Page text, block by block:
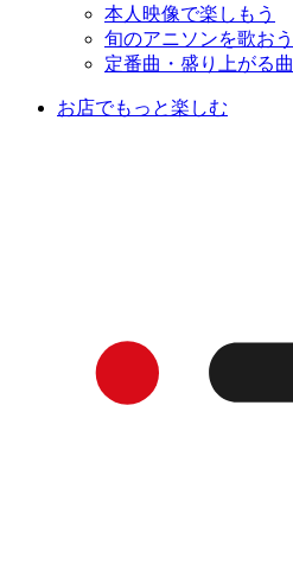
本人映像で楽しもう
旬のアニソンを歌おう
定番曲・盛り上がる曲
お店でもっと楽しむ